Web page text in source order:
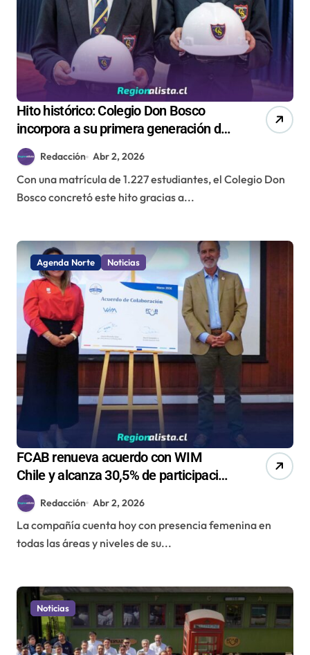
Hito histórico: Colegio Don Bosco
incorpora a su primera generación de
mujeres tras 24 años y avanza hacia
la inclusión educativa
Redacción Abr 2, 2026
Con una matrícula de 1.227 estudiantes, el Colegio Don
Bosco concretó este hito gracias a...
Agenda Norte Noticias
FCAB renueva acuerdo con WIM
Chile y alcanza 30,5% de participación
femenina
Redacción Abr 2, 2026
La compañía cuenta hoy con presencia femenina en
todas las áreas y niveles de su...
Noticias